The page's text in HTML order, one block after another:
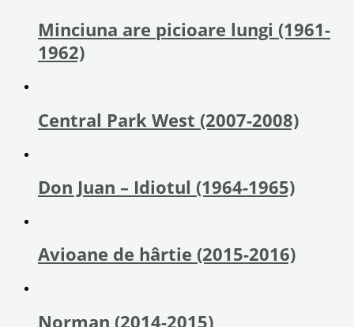
Minciuna are picioare lungi (1961-
1962)
Central Park West (2007-2008)
Don Juan – Idiotul (1964-1965)
Avioane de hârtie (2015-2016)
Norman (2014-2015)